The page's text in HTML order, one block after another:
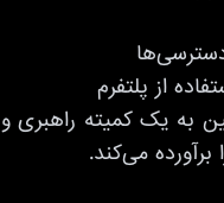
از پلتفرم
به یک کمیته راهبری و
می‌کند.